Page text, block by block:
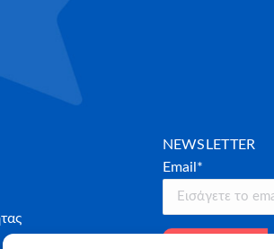
NEWSLETTER
Email*